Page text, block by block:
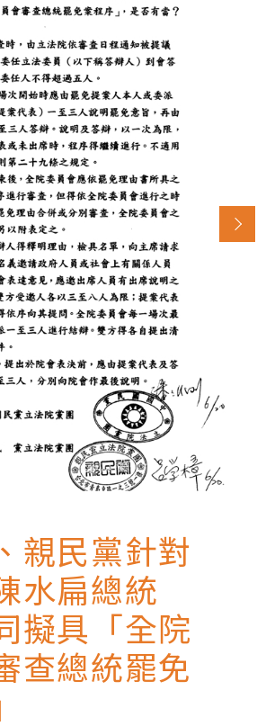
親民黨針對
水扁總統
擬具「全院
查總統罷免